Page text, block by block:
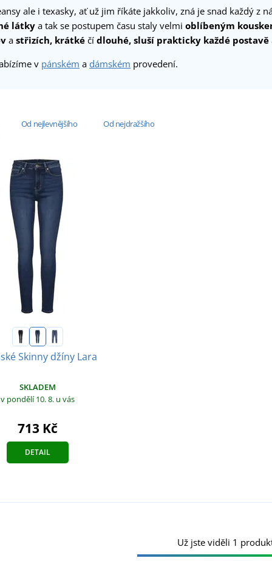
ale i texasky, ať už jim říkáte jakkoliv, zná je snad každý z
látky a tak se postupem času staly velmi oblíbeným
a střizích, krátké čí dlouhé, sluší prakticky každé postavě
v pánském a dámském provedení.
Od nejlevnějšího Od nejdražšího
Skinny džíny Lara
SKLADEM
v pondělí 10. 8. u vás
713 Kč
DETAIL
Už jste viděli 1